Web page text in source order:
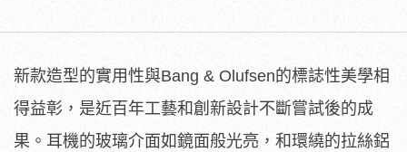
新款造型的實用性與Bang & Olufsen的標誌性美學相
得益彰，是近百年工藝和創新設計不斷嘗試後的成
果。耳機的玻璃介面如鏡面般光亮，和環繞的拉絲鋁